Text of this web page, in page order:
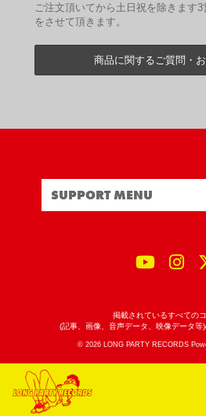
ご注文頂いてから土日祝を除きます
をさせて頂きます。
商品に関するご質問・
SUPPORT MENU
掲載されているすべての
(記事、画像、音声データ、映像データ等)
© 2026 LONG PARTY RECORDS